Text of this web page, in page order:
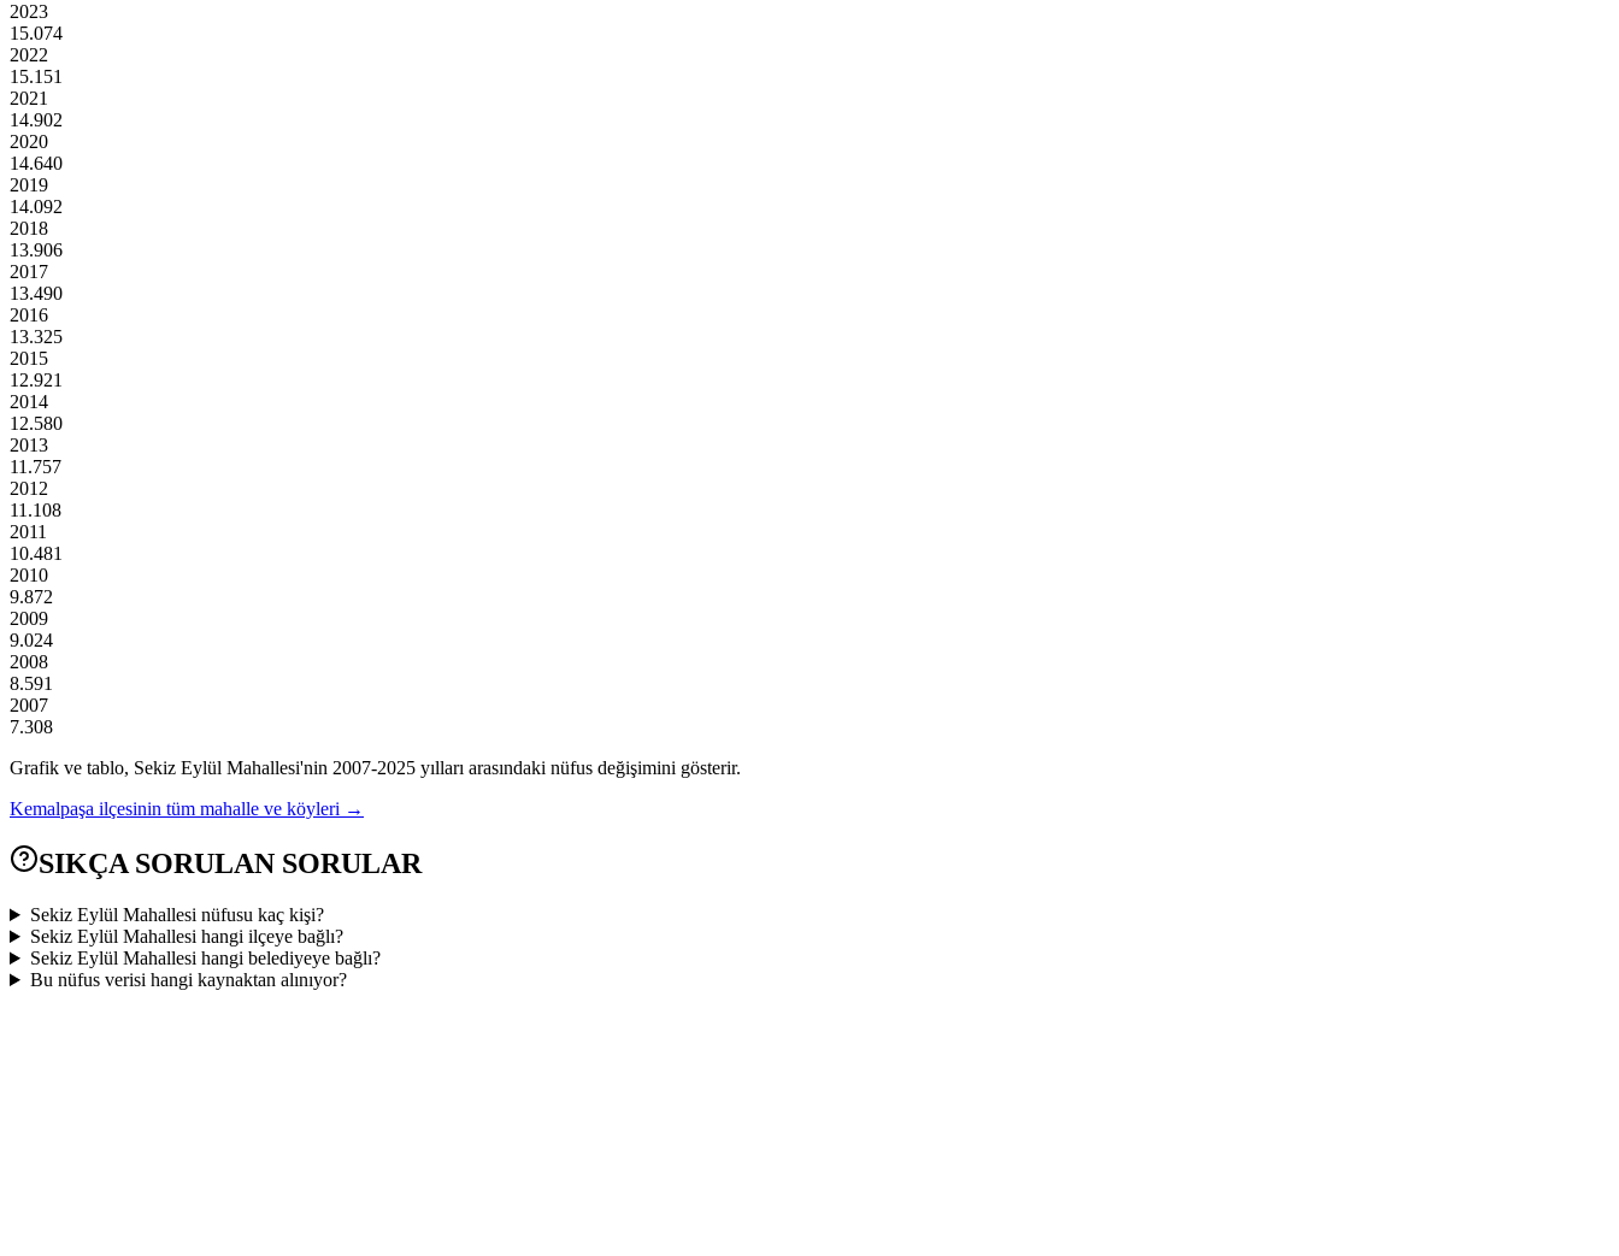
2023
15.074
2022
15.151
2021
14.902
2020
14.640
2019
14.092
2018
13.906
2017
13.490
2016
13.325
2015
12.921
2014
12.580
2013
11.757
2012
11.108
2011
10.481
2010
9.872
2009
9.024
2008
8.591
2007
7.308
Grafik ve tablo, Sekiz Eylül Mahallesi'nin 2007-2025 yılları arasındaki nüfus değişimini gösterir.
Kemalpaşa ilçesinin tüm mahalle ve köyleri →
SIKÇA SORULAN SORULAR
Sekiz Eylül Mahallesi nüfusu kaç kişi?
Sekiz Eylül Mahallesi hangi ilçeye bağlı?
Sekiz Eylül Mahallesi hangi belediyeye bağlı?
Bu nüfus verisi hangi kaynaktan alınıyor?